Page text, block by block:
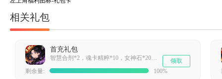
相关礼包
首充礼包
智慧合剂*2，魂卡精粹*10，女神石*20，星魂*10000
剩余量:
100%
领取